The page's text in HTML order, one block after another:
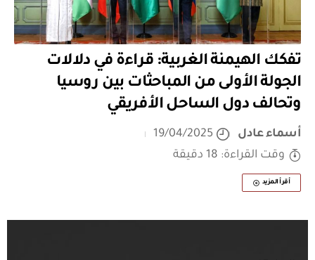
تفكك الهيمنة الغربية: قراءة في دلالات
الجولة الأولى من المباحثات بين روسيا
وتحالف دول الساحل الأفريقي
أسماء عادل
19/04/2025
وقت القراءة: 18 دقيقة
أقرأ المزيد